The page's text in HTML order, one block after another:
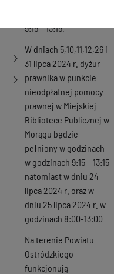
9:15 – 13:15.
W dniach 5,10,11,12,26 i
31 lipca 2024 r. dyżur
prawnika w punkcie
nieodpłatnej pomocy
prawnej w Miejskiej
Bibliotece Publicznej w
Morągu będzie
pełniony w godzinach
w godzinach 9:15 – 13:15
natomiast w dniu 24
lipca 2024 r. oraz w
dniu 25 lipca 2024 r. w
godzinach 8:00-13:00
Na terenie Powiatu
Ostródzkiego
funkcjonują